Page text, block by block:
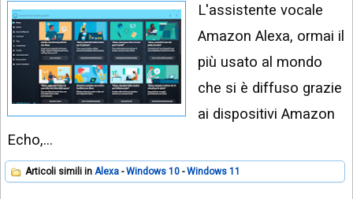
L'assistente vocale
Amazon Alexa, ormai il
più usato al mondo
che si è diffuso grazie
ai dispositivi Amazon
Echo,…
Articoli simili in Alexa Windows 10 Windows 11